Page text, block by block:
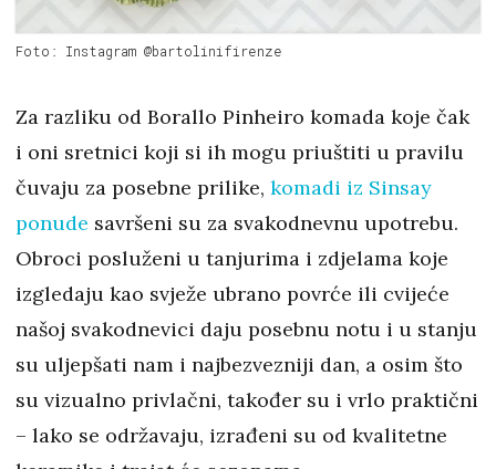
Foto: Instagram @bartolinifirenze
Za razliku od Borallo Pinheiro komada koje čak
i oni sretnici koji si ih mogu priuštiti u pravilu
čuvaju za posebne prilike, komadi iz Sinsay
ponude savršeni su za svakodnevnu upotrebu.
Obroci posluženi u tanjurima i zdjelama koje
izgledaju kao svježe ubrano povrće ili cvijeće
našoj svakodnevici daju posebnu notu i u stanju
su uljepšati nam i najbezvezniji dan, a osim što
su vizualno privlačni, također su i vrlo praktični
– lako se održavaju, izrađeni su od kvalitetne